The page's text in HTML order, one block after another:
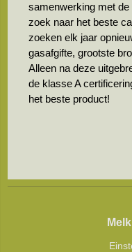
samenwerking met
zoek naar het beste
zoeken elk jaar
gasafgifte, grootste
Alleen na deze
de klasse A
het beste product!